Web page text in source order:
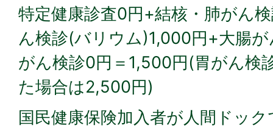
特定健康診査0円+結核・肺がん
ん検診(バリウム)1,000円+大腸
がん検診0円＝1,500円(胃がん検
た場合は2,500円)
国民健康保険加入者が人間ドッ